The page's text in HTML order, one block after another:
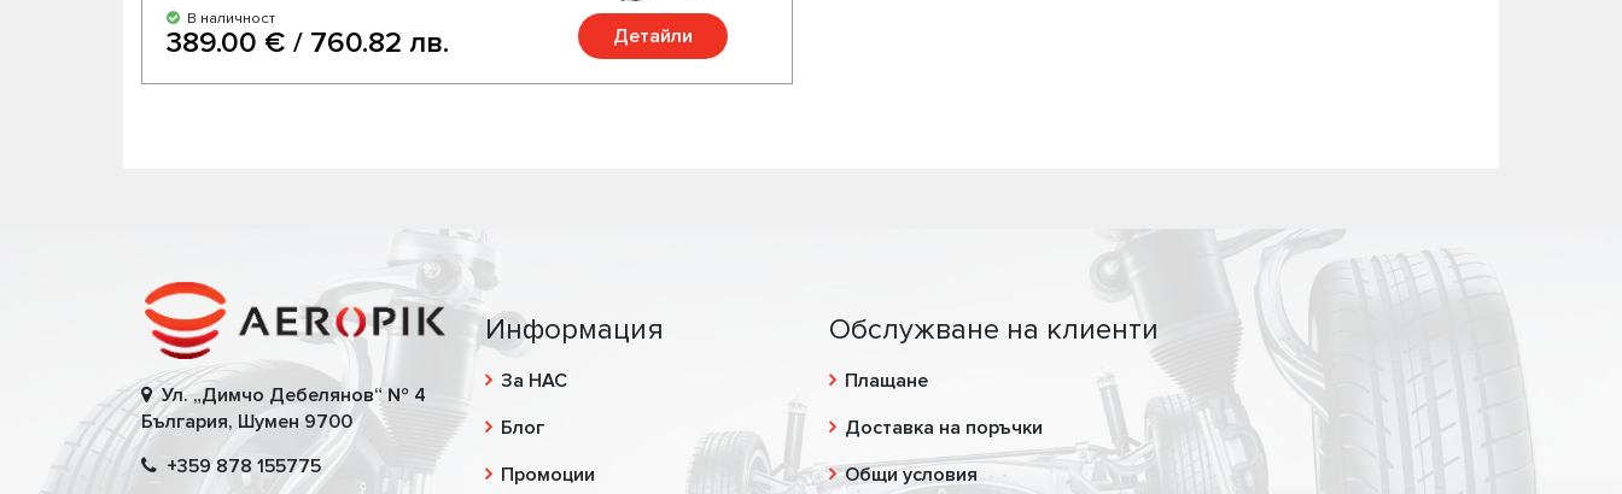
В наличност
389.00 € / 760.82 лв. Детайли
Ул. „Димчо Дебелянов“ № 4
България, Шумен 9700
+359 878 155775
Информация
За НАС
Блог
Промоции
Обслужване на клиенти
Плащане
Доставка на поръчки
Общи условия